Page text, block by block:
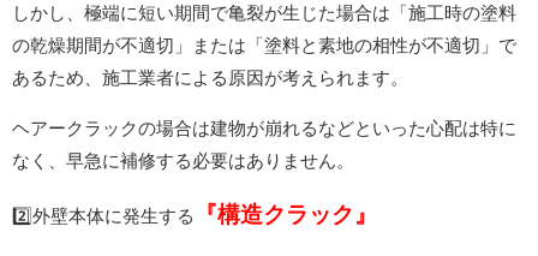
しかし、極端に短い期間で亀裂が生じた場合は「施工時の塗料
の乾燥期間が不適切」または「塗料と素地の相性が不適切」で
あるため、施工業者による原因が考えられます。
ヘアークラックの場合は建物が崩れるなどといった心配は特に
なく、​早急に補修する必要はありません。
2️⃣外壁本体に発生する 『構造クラック』